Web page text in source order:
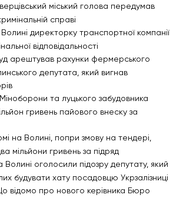
міський голова передумав
справі
директорку транспортної компанії
відповідальності
арештував рахунки фермерського
депутата, який вигнав
та луцького забудовника
гривень пайового внеску за
на Волині, попри змову на тендері,
мільйони гривень за підряд
Волині оголосили підозру депутату, який
будувати хату посадовцю Укрзалізниці
відомо про нового керівника Бюро